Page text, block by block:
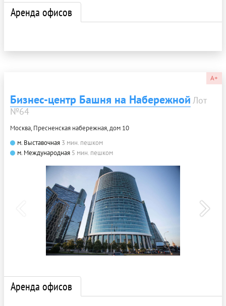
Аренда офисов
A+
Бизнес-центр Башня на Набережной Лот
№64
Москва, Пресненская набережная, дом 10
м. Выставочная 3 мин. пешком
м. Международная 5 мин. пешком
Аренда офисов